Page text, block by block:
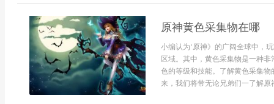
原神黄色采集物在哪
小编认为‘原神》的广阔全球中，
区域。其中，黄色采集物是一种
色的等级和技能。了解黄色采集
来，我们将带无论兄弟们一了解